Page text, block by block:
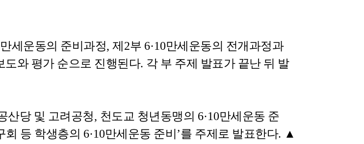
만세운동의 준비과정, 제 2부 6·10만세운동의 전개과정과
도와 평가 순으로 진행된다. 각 부 주제 발표가 끝난 뒤 발
산당 및 고려공청, 천도교 청년동맹의 6·10만세운동 준
회 등 학생층의 6·10만세운동 준비 ’를 주제로 발표한다. ▲